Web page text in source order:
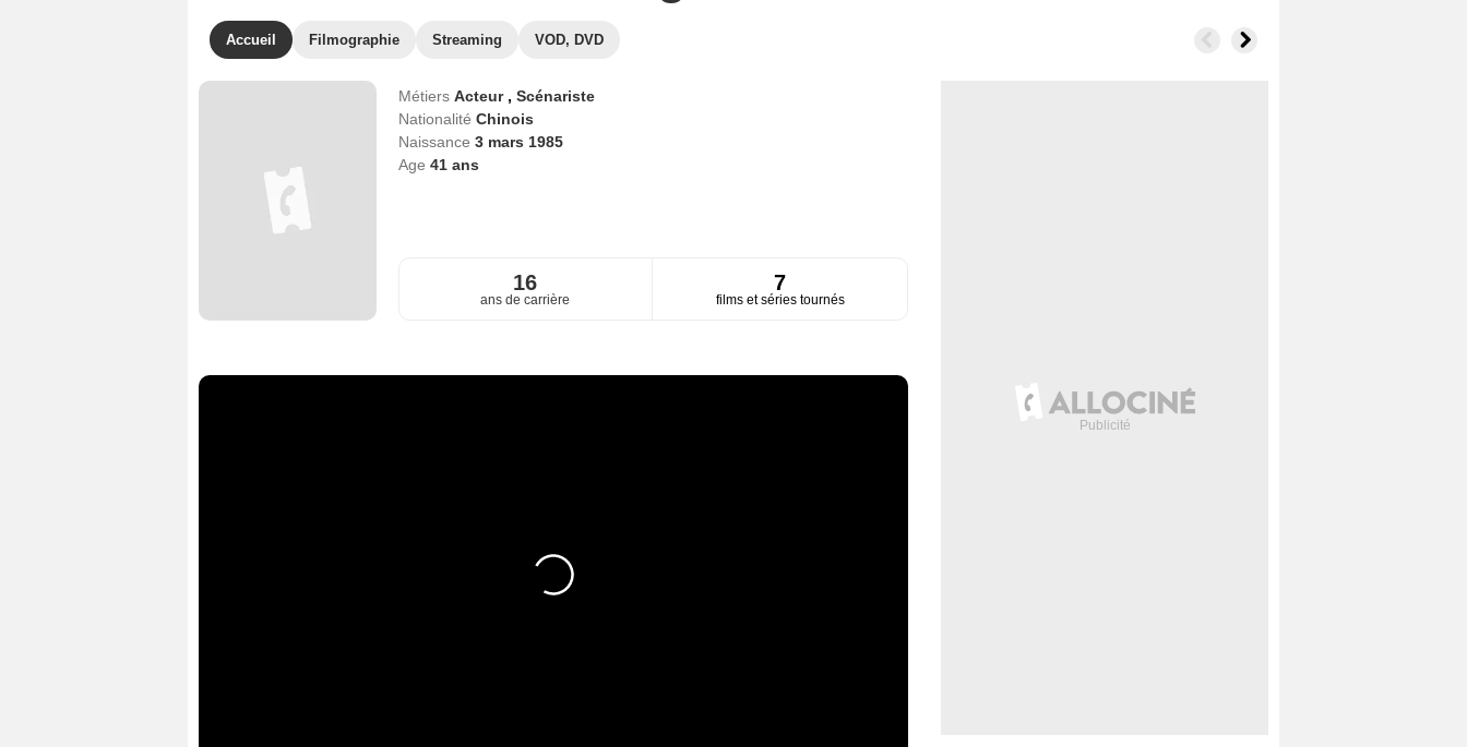
Accueil Filmographie Streaming VOD, DVD
Métiers Acteur , Scénariste
Nationalité Chinois
Naissance 3 mars 1985
Age 41ans
16
ans de carrière
7
films et séries tournés